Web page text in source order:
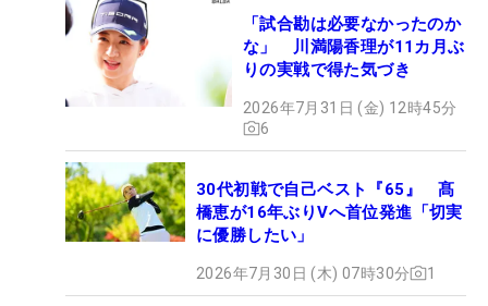
「試合勘は必要なかったのか
な」 川満陽香理が11カ月ぶ
りの実戦で得た気づき
2026年7月31日 (金) 12時45分
6
30代初戦で自己ベスト『65』 髙
橋恵が16年ぶりVへ首位発進「切実
に優勝したい」
2026年7月30日 (木) 07時30分 1